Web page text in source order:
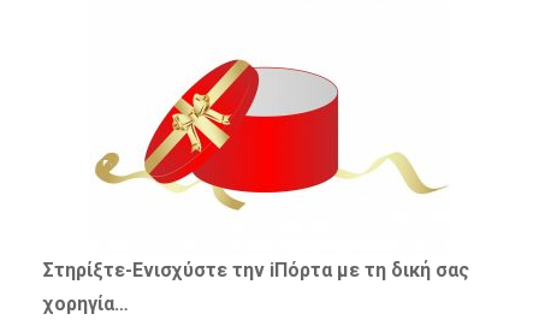
Στηρίξτε-Ενισχύστετην iΠόρτα με τη δική σας
χορηγία…